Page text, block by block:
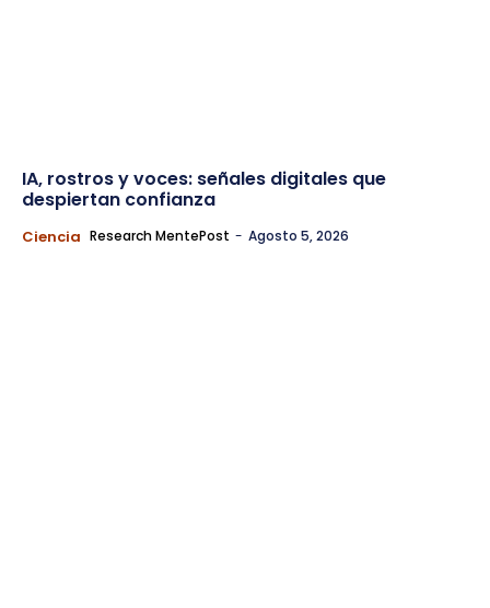
IA, rostros y voces: señales digitales que
despiertan confianza
Ciencia Research MentePost - Agosto 5, 2026